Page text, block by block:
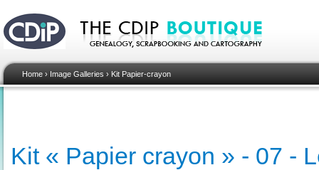
Home › Image Galleries › Kit Papier-crayon
Kit « Papier crayon » - 07 -